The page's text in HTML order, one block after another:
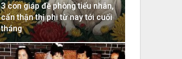
3 con giáp đề phòng tiểu nhân,
cẩn thận thị phi từ nay tới cuối
tháng